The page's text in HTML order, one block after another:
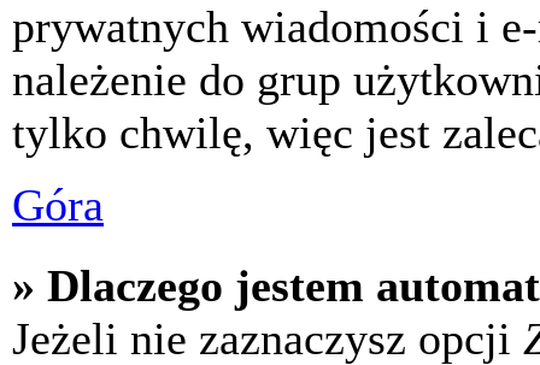
prywatnych wiadomości i
należenie do grup
tylko chwilę, więc jest
Góra
» Dlaczego jestem
Jeżeli nie zaznaczysz opcji